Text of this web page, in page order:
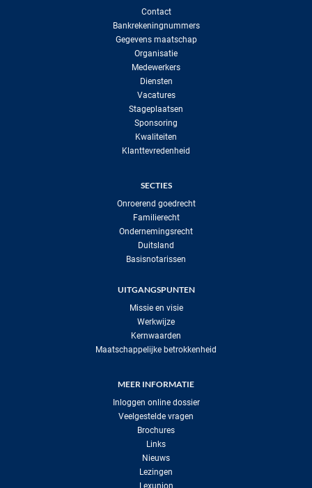
Contact
Bankrekeningnummers
Gegevens maatschap
Organisatie
Medewerkers
Diensten
Vacatures
Stageplaatsen
Sponsoring
Kwaliteiten
Klanttevredenheid
SECTIES
Onroerend goedrecht
Familierecht
Ondernemingsrecht
Duitsland
Basisnotarissen
UITGANGSPUNTEN
Missie en visie
Werkwijze
Kernwaarden
Maatschappelijke betrokkenheid
MEER INFORMATIE
Inloggen online dossier
Veelgestelde vragen
Brochures
Links
Nieuws
Lezingen